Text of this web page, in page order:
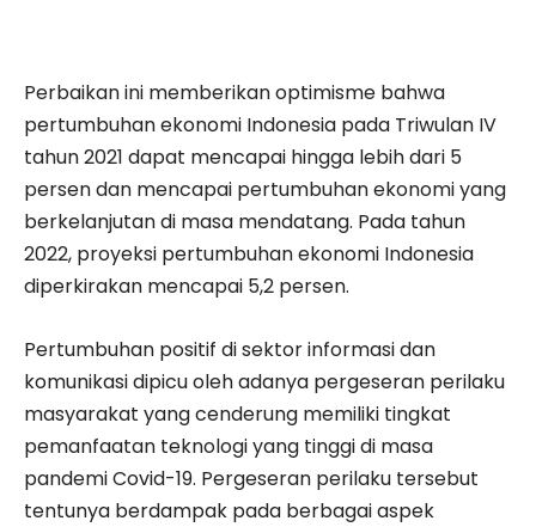
Perbaikan ini memberikan optimisme bahwa
pertumbuhan ekonomi Indonesia pada Triwulan IV
tahun 2021 dapat mencapai hingga lebih dari 5
persen dan mencapai pertumbuhan ekonomi yang
berkelanjutan di masa mendatang. Pada tahun
2022, proyeksi pertumbuhan ekonomi Indonesia
diperkirakan mencapai 5,2 persen.
Pertumbuhan positif di sektor informasi dan
komunikasi dipicu oleh adanya pergeseran perilaku
masyarakat yang cenderung memiliki tingkat
pemanfaatan teknologi yang tinggi di masa
pandemi Covid-19. Pergeseran perilaku tersebut
tentunya berdampak pada berbagai aspek